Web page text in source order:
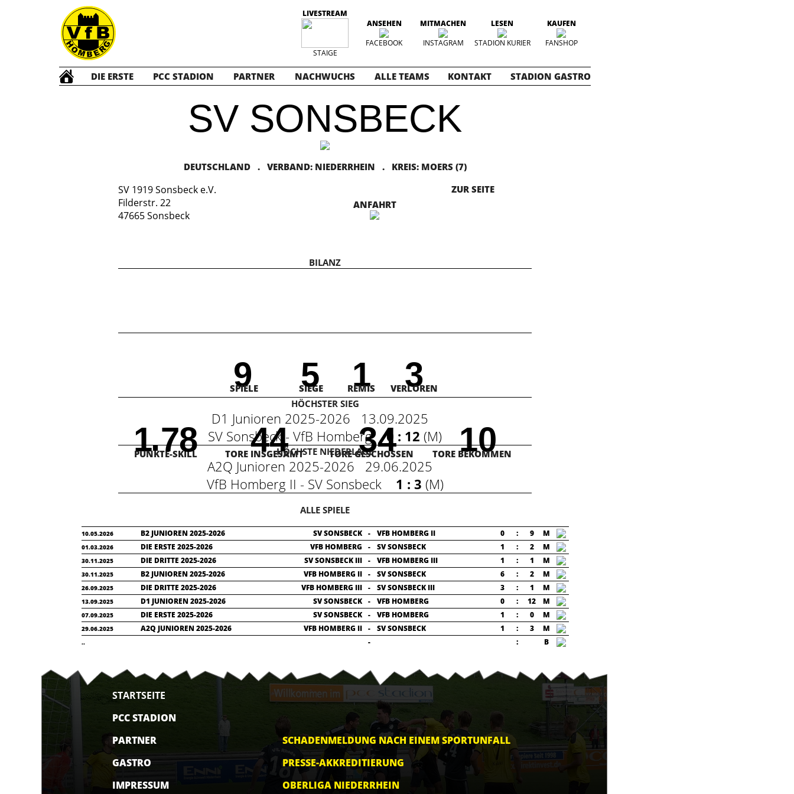
LIVESTREAM
STAIGE
ANSEHEN
FACEBOOK
MITMACHEN
INSTAGRAM
LESEN
STADION KURIER
KAUFEN
FANSHOP
DIE ERSTE PCC STADION PARTNER NACHWUCHS ALLE TEAMS KONTAKT STADION GASTRO
SV SONSBECK
DEUTSCHLAND . VERBAND: NIEDERRHEIN . KREIS: MOERS (7)
SV 1919 Sonsbeck e.V.
Filderstr. 22
47665 Sonsbeck
ANFAHRT
ZUR SEITE
9 5 1 3
SPIELE SIEGE REMIS VERLOREN
1
PUNKTE-SKILL
.78 44
TORE INSGESAMT TORE GESCHOSSEN
34 10
TORE BEKOMMEN
BILANZ
HÖCHSTER SIEG
D1 Junioren 2025-2026 13.09.2025
SV Sonsbeck - VfB Homberg0 : 12 (M)
HÖCHSTE NIEDERLAGE
A2Q Junioren 2025-2026 29.06.2025
VfB Homberg II - SV Sonsbeck 1 : 3 (M)
ALLE SPIELE
10.05.2026 B2 JUNIOREN 2025-2026 SV SONSBECK - VFB HOMBERG II 0 : 9 M
01.03.2026 DIE ERSTE 2025-2026 VFB HOMBERG - SV SONSBECK 1 : 2 M
30.11.2025 DIE DRITTE 2025-2026 SV SONSBECK III - VFB HOMBERG III 1 : 1 M
30.11.2025 B2 JUNIOREN 2025-2026 VFB HOMBERG II - SV SONSBECK 6 : 2 M
26.09.2025 DIE DRITTE 2025-2026 VFB HOMBERG III - SV SONSBECK III 3 : 1 M
13.09.2025 D1 JUNIOREN 2025-2026 SV SONSBECK - VFB HOMBERG 0 : 12 M
07.09.2025 DIE ERSTE 2025-2026 SV SONSBECK - VFB HOMBERG 1 : 0 M
29.06.2025 A2Q JUNIOREN 2025-2026 VFB HOMBERG II - SV SONSBECK 1 : 3 M
.. - : B
STARTSEITE
PCC STADION
PARTNER
GASTRO
IMPRESSUM
SCHADENMELDUNG NACH EINEM SPORTUNFALL
PRESSE-AKKREDITIERUNG
OBERLIGA NIEDERRHEIN